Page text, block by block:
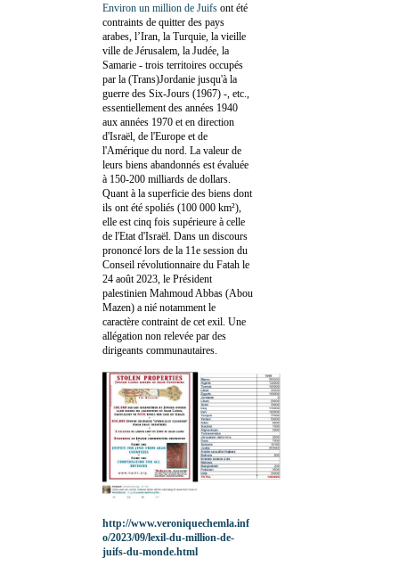
Environ un million de Juifs ont été
contraints de quitter des pays
arabes, l’Iran, la Turquie, la vieille
ville de Jérusalem, la Judée, la
Samarie - trois territoires occupés
par la (Trans)Jordanie jusqu'à la
guerre des Six-Jours (1967) -, etc.,
essentiellement des années 1940
aux années 1970 et en direction
d'Israël, de l'Europe et de
l'Amérique du nord. La valeur de
leurs biens abandonnés est évaluée
à 150-200 milliards de dollars.
Quant à la superficie des biens dont
ils ont été spoliés (100 000 km²),
elle est cinq fois supérieure à celle
de l'Etat d'Israël. Dans un discours
prononcé lors de la 11e session du
Conseil révolutionnaire du Fatah le
24 août 2023, le Président
palestinien Mahmoud Abbas (Abou
Mazen) a nié notamment le
caractère contraint de cet exil. Une
allégation non relevée par des
dirigeants communautaires.
http://www.veroniquechemla.inf
o/2023/09/lexil-du-million-de-
juifs-du-monde.html